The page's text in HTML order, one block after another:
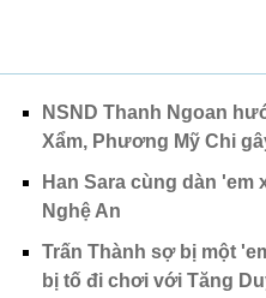
NSND Thanh Ngoan
Xẩm, Phương Mỹ Chi
Han Sara cùng dàn 'em
Nghệ An
Trấn Thành sợ bị một
bị tố đi chơi với Tăng